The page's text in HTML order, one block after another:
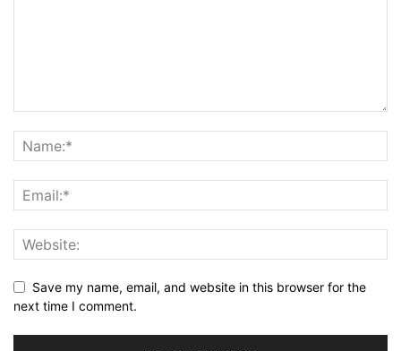
Save my name, email, and website in this browser for the
next time I comment.